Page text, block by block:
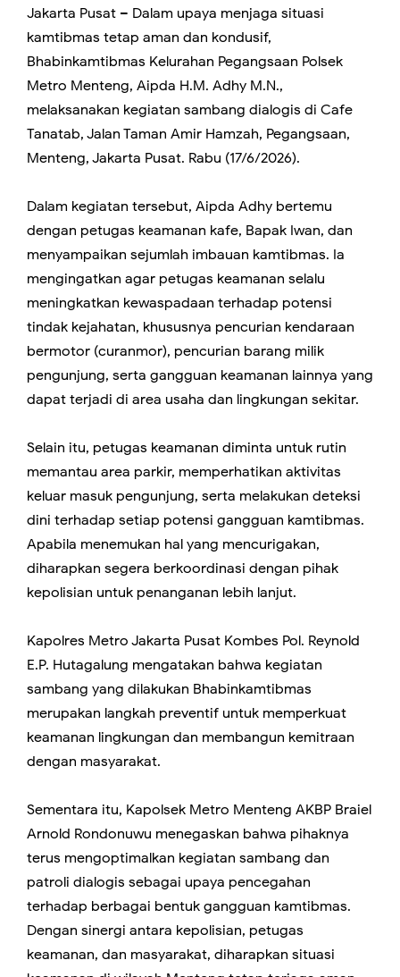
Jakarta Pusat – Dalam upaya menjaga situasi
kamtibmas tetap aman dan kondusif,
Bhabinkamtibmas Kelurahan Pegangsaan Polsek
Metro Menteng, Aipda H.M. Adhy M.N.,
melaksanakan kegiatan sambang dialogis di Cafe
Tanatab, Jalan Taman Amir Hamzah, Pegangsaan,
Menteng, Jakarta Pusat. Rabu (17/6/2026).
Dalam kegiatan tersebut, Aipda Adhy bertemu
dengan petugas keamanan kafe, Bapak Iwan, dan
menyampaikan sejumlah imbauan kamtibmas. Ia
mengingatkan agar petugas keamanan selalu
meningkatkan kewaspadaan terhadap potensi
tindak kejahatan, khususnya pencurian kendaraan
bermotor (curanmor), pencurian barang milik
pengunjung, serta gangguan keamanan lainnya yang
dapat terjadi di area usaha dan lingkungan sekitar.
Selain itu, petugas keamanan diminta untuk rutin
memantau area parkir, memperhatikan aktivitas
keluar masuk pengunjung, serta melakukan deteksi
dini terhadap setiap potensi gangguan kamtibmas.
Apabila menemukan hal yang mencurigakan,
diharapkan segera berkoordinasi dengan pihak
kepolisian untuk penanganan lebih lanjut.
Kapolres Metro Jakarta Pusat Kombes Pol. Reynold
E.P. Hutagalung mengatakan bahwa kegiatan
sambang yang dilakukan Bhabinkamtibmas
merupakan langkah preventif untuk memperkuat
keamanan lingkungan dan membangun kemitraan
dengan masyarakat.
Sementara itu, Kapolsek Metro Menteng AKBP Braiel
Arnold Rondonuwu menegaskan bahwa pihaknya
terus mengoptimalkan kegiatan sambang dan
patroli dialogis sebagai upaya pencegahan
terhadap berbagai bentuk gangguan kamtibmas.
Dengan sinergi antara kepolisian, petugas
keamanan, dan masyarakat, diharapkan situasi